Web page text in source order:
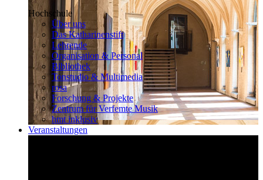
Hochschule
Über uns
Das Katharinenstift
Lehrende
Organisation & Personal
Bibliothek
Tonstudio & Multimedia
rosa
Forschung & Projekte
Zentrum für Verfemte Musik
hmt inklusiv
Veranstaltungen